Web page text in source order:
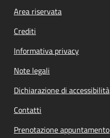
Footer menu
Area riservata
Crediti
Informativa privacy
Note legali
Dichiarazione di accessibilità
Contatti
Prenotazione appuntamento